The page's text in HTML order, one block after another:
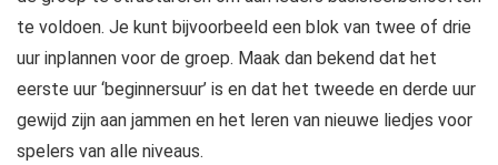
te voldoen. Je kunt bijvoorbeeld een blok van twee of drie
uur inplannen voor de groep. Maak dan bekend dat het
eerste uur ‘beginnersuur’ is en dat het tweede en derde uur
gewijd zijn aan jammen en het leren van nieuwe liedjes voor
spelers van alle niveaus.